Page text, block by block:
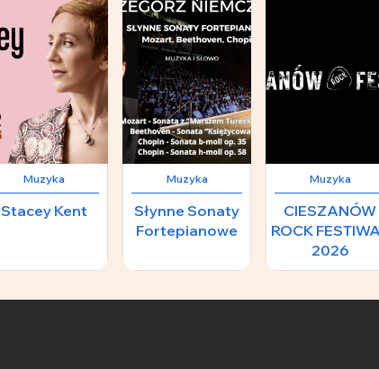
240 zł
Muzyka
Stacey Kent
208 zł
Muzyka
Słynne Sonaty
Fortepianowe
Muzyka
CIESZANÓW
ROCK
2026